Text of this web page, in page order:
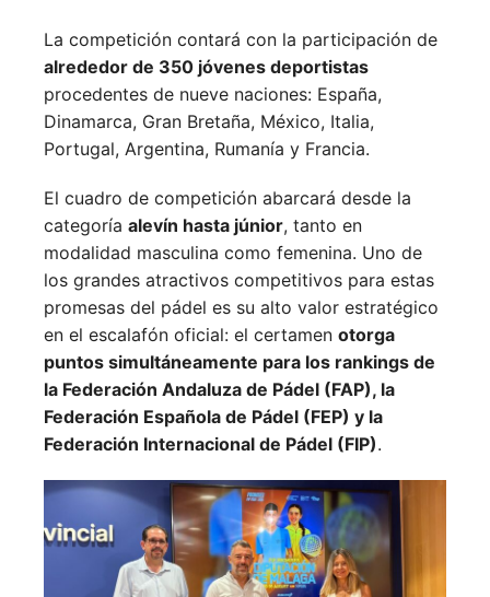
La competición contará con la participación de
alrededor de 350 jóvenes deportistas
procedentes de nueve naciones: España,
Dinamarca, Gran Bretaña, México, Italia,
Portugal, Argentina, Rumanía y Francia.
El cuadro de competición abarcará desde la
categoría alevín hasta júnior, tanto en
modalidad masculina como femenina. Uno de
los grandes atractivos competitivos para estas
promesas del pádel es su alto valor estratégico
en el escalafón oficial: el certamen otorga
puntos simultáneamente para los rankings de
la Federación Andaluza de Pádel (FAP), la
Federación Española de Pádel (FEP) y la
Federación Internacional de Pádel (FIP).